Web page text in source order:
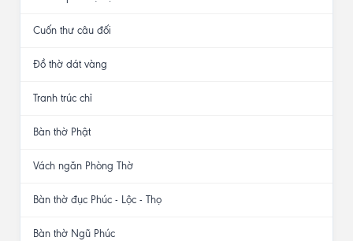
Cuốn thư câu đối
Đồ thờ dát vàng
Tranh trúc chỉ
Bàn thờ Phật
Vách ngăn Phòng Thờ
Bàn thờ đục Phúc - Lộc - Thọ
Bàn thờ Ngũ Phúc